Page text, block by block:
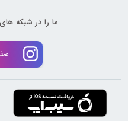
ما را در شبکه